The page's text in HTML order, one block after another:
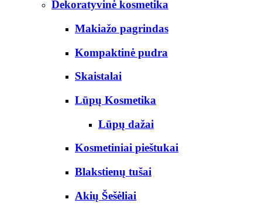
Dekoratyvinė kosmetika
Makiažo pagrindas
Kompaktinė pudra
Skaistalai
Lūpų Kosmetika
Lūpų dažai
Kosmetiniai pieštukai
Blakstienų tušai
Akių Šešėliai